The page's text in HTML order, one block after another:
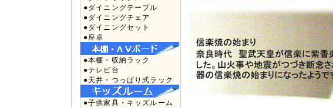
●ダイニングテーブル
●ダイニングチェア
●ダイニングセット
●座卓
●本棚・収納ラック
●テレビ台
●天井・つっぱり式ラック
●子供家具・キッズルーム